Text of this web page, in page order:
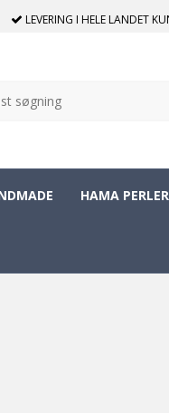
LEVERING I HELE LANDET
HAMA PERLER